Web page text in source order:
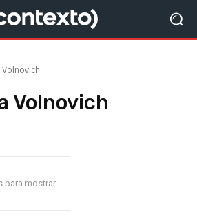
Volnovich
Volnovich
para mostrar